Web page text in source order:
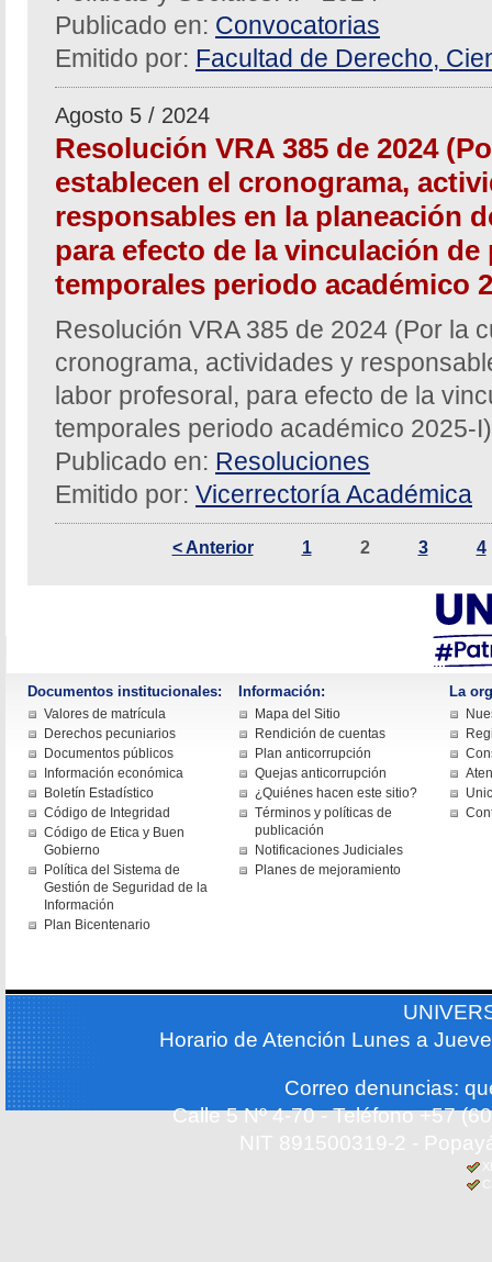
Publicado en: Convocatorias
Emitido por: Facultad de Derecho,
Agosto 5 / 2024
Resolución VRA 385 de 2024
establecen el cronograma,
responsables en la planeación
para efecto de la vinculación de
temporales periodo académico
Resolución VRA 385 de 2024 (Por la
cronograma, actividades y
labor profesoral, para efecto de la
temporales periodo académico 2025-I)
Publicado en: Resoluciones
Emitido por: Vicerrectoría Académica
< Anterior 1 2 3 4
Documentos institucionales:
Valores de matrícula
Derechos pecuniarios
Documentos públicos
Información económica
Boletín Estadístico
Código de Integridad
Código de Etica y Buen
Gobierno
Política del Sistema de
Gestión de Seguridad de la
Información
Plan Bicentenario
Información:
Mapa del Sitio
Rendición de cuentas
Plan anticorrupción
Quejas anticorrupción
¿Quiénes hacen este sitio?
Términos y políticas de
publicación
Notificaciones Judiciales
Planes de mejoramiento
La
Horario de Atención Lunes a
Correo denuncias:
Calle 5 Nº 4-70 - Teléfono +57
NIT 891500319-2 -